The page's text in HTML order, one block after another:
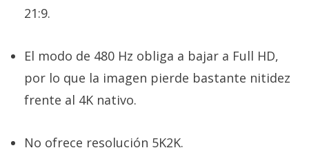
21:9.
El modo de 480 Hz obliga a bajar a Full HD,
por lo que la imagen pierde bastante nitidez
frente al 4K nativo.
No ofrece resolución 5K2K.